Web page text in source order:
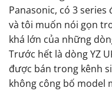
Panasonic, có 3
và tôi muốn nói gọn
khá lớn của những
Trước hết là dòng YZ
được bán trong kênh
không công bố model